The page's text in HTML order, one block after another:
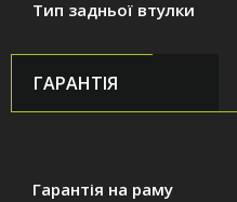
Тип задньої втулки
ГАРАНТІЯ
Гарантія на раму